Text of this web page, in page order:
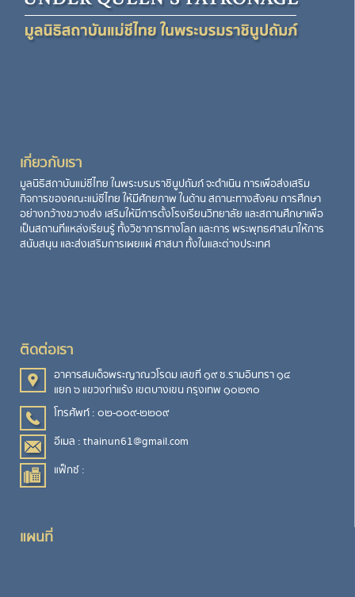
เกี่ยวกับเรา
มูลนิธิสถาบันแม่ชีไทย ในพระบรมราชินูปถัมภ์ จะดำเนิน การเพื่อส่งเสริม
กิจการของคณะแม่ชีไทย ให้มีศักยภาพ ในด้าน สถานะทางสังคม การศึกษา
อย่างกว้างขวางส่ง เสริมให้มีการตั้งโรงเรียนวิทยาลัย และสถานศึกษาเพื่อ
เป็นสถานที่แหล่งเรียนรู้ ทั้งวิชาการทางโลก และการ พระพุทธศาสนาให้การ
สนับสนุน และส่งเสริมการเผยแผ่ ศาสนา ทั้งในและต่างประเทศ
ติดต่อเรา
อาคารสมเด็จพระญาณวโรดม เลขที่ ๑๙ ซ.รามอินทรา ๑๔
แยก ๖ แขวงท่าแร้ง เขตบางเขน กรุงเทพ ๑๐๒๓๐
โทรศัพท์ : ๐๒-๐๐๙-๒๒๐๙
อีเมล : thainun61@gmail.com
แฟ็กซ์ :
แผนที่